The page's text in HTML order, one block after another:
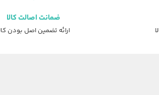
ضمانت اصالت کالا
ارائه تضمین اصل بودن